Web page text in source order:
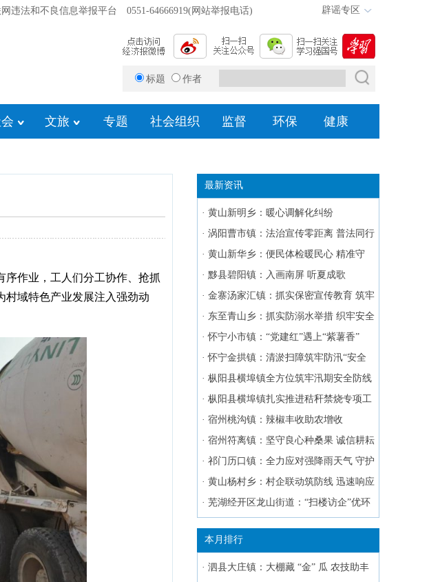
违法和不良信息举报平台 0551-64666919(网站举报电话) 辟谣专区
标题 作者
文旅 专题 社会组织 监督 环保 健康
作业，工人们分工协作、抢抓
村域特色产业发展注入强劲动
最新资讯
· 黄山新明乡：暖心调解化纠纷
· 涡阳曹市镇：法治宣传零距离 普法同行
护平安
· 黄山新华乡：便民体检暖民心 精准守
护“夕阳红”
· 黟县碧阳镇：入画南屏 听夏成歌
· 金寨汤家汇镇：抓实保密宣传教育 筑牢
保密思想防线
· 东至青山乡：抓实防溺水举措 织牢安全
防护网
·怀宁小市镇：“党建红”遇上“紫薯香”
·怀宁金拱镇：清淤扫障筑牢防汛“安全
堤”
· 枞阳县横埠镇全方位筑牢汛期安全防线
· 枞阳县横埠镇扎实推进秸秆禁烧专项工
作
· 宿州桃沟镇：辣椒丰收助农增收
· 宿州符离镇：坚守良心种桑果 诚信耕耘
致富田
· 祁门历口镇：全力应对强降雨天气 守护
群众生命财产安全
· 黄山杨村乡：村企联动筑防线 迅速响应
保供电
· 芜湖经开区龙山街道：“扫楼访企”优环
本月排行
· 泗县大庄镇：大棚藏 “金” 瓜 农技助丰